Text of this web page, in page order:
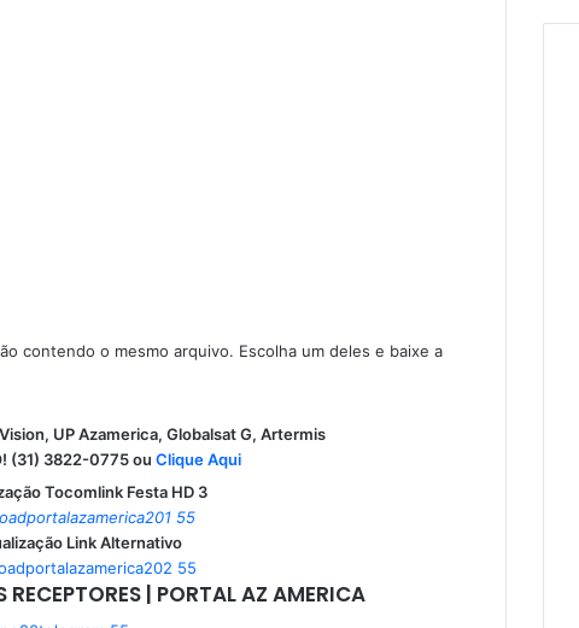
contendo o mesmo arquivo. Escolha um deles e baixe a
UP Azamerica, Globalsat G, Artermis
(31) 3822-0775 ou Clique Aqui
Tocomlink Festa HD 3
Link Alternativo
| PORTAL AZ AMERICA